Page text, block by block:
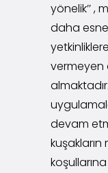
yönelik’’
daha
vermeyen
devam